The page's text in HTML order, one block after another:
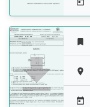



